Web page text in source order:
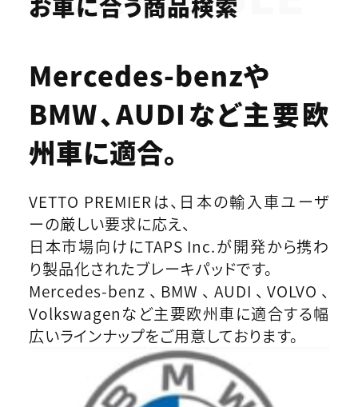
Mercedes-benzや
BMW、AUDIなど主要欧
州車に適合。
VETTO PREMIERは、日本の輸入車ユーザ
ーの厳しい要求に応え、
日本市場向けにTAPS Inc.が開発から携わ
り製品化されたブレーキパッドです。
Mercedes-benz、BMW、AUDI、VOLVO、
Volkswagenなど主要欧州車に適合する幅
広いラインナップをご用意しております。